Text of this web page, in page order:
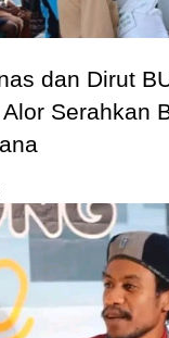
dan Dirut
Serahkan